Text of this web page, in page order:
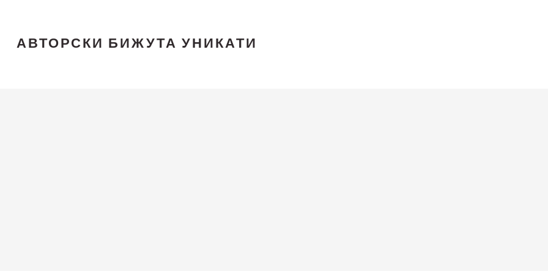
АВТОРСКИ БИЖУТА УНИКАТИ